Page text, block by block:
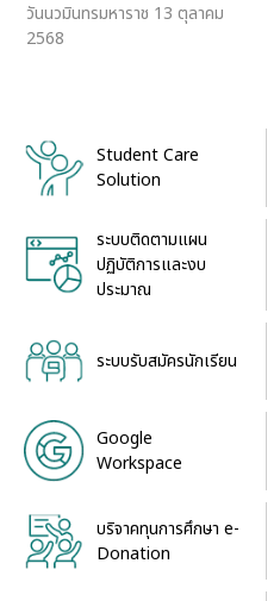
วันนวมินทรมหาราช 13 ตุลาคม
2568
Student Care
Solution
ระบบติดตามแผน
ปฏิบัติการและงบ
ประมาณ
ระบบรับสมัครนักเรียน
Google
Workspace
บริจาคทุนการศึกษา e-
Donation